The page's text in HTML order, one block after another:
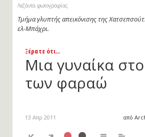
Λεζάντα φωτογραφίας
Τμήμα γλυπτής απεικόνισης της
ελ-Μπάχρι.
Ξέρατε ότι...
Μια γυναίκα
των φαραώ
13 Απρ 2011 από